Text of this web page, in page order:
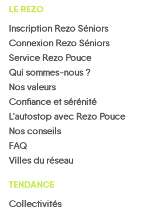
LE REZO
Inscription Rezo Séniors
Connexion Rezo Séniors
Service Rezo Pouce
Qui sommes-nous ?
Nos valeurs
Confiance et sérénité
L'autostop avec Rezo Pouce
Nos conseils
FAQ
Villes du réseau
TENDANCE
Collectivités